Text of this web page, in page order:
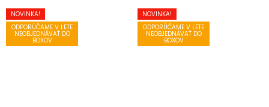
NOVINKA!
ODPORÚČAME V LETE
NEOBJEDNÁVAŤ DO
BOXOV
NOVINKA!
ODPORÚČAME V LETE
NEOBJEDNÁVAŤ DO
BOXOV